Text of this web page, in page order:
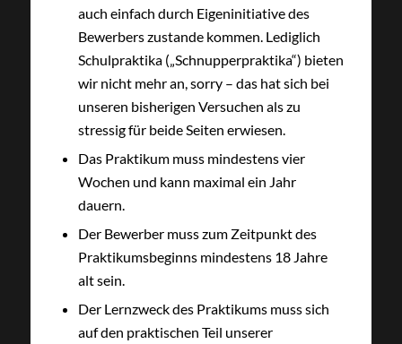
auch einfach durch Eigeninitiative des
Bewerbers zustande kommen. Lediglich
Schulpraktika („Schnupperpraktika“) bieten
wir nicht mehr an, sorry – das hat sich bei
unseren bisherigen Versuchen als zu
stressig für beide Seiten erwiesen.
Das Praktikum muss mindestens vier
Wochen und kann maximal ein Jahr
dauern.
Der Bewerber muss zum Zeitpunkt des
Praktikumsbeginns mindestens 18 Jahre
alt sein.
Der Lernzweck des Praktikums muss sich
auf den praktischen Teil unserer